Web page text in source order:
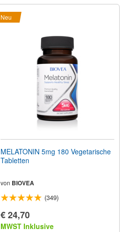
Neu
MELATONIN 5mg 180 Vegetarische
Tabletten
von BIOVEA
(349)
€ 24,70
MWST Inklusive